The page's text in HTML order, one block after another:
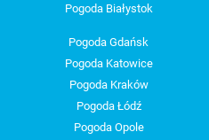
Pogoda Białystok
Pogoda Gdańsk
Pogoda Katowice
Pogoda Kraków
Pogoda Łódź
Pogoda Opole